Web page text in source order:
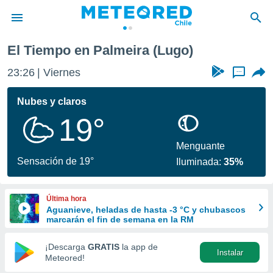
de
por
se
calidad.
a este
las
y
forma
digital
basada
El Tiempo en Palmeira (Lugo)
23:26 Viernes ...
Nubes y claros
19°
Sensación de 19°
Menguante
Iluminada:35%
Última hora
Aguanieve, heladas de hasta -3 °C y chubascos
marcarán el fin de semana en la RM
¡Descarga GRATIS la app de
Meteored!
Instalar